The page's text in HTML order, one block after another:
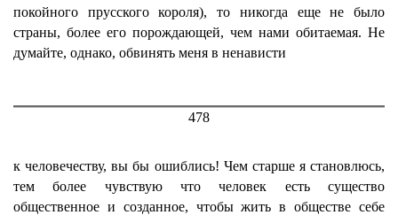
покойного прусского короля), то никогда еще не было
страны, более его порождающей, чем нами обитаемая. Не
думайте, однако, обвинять меня в ненависти
478
к человечеству, вы бы ошиблись! Чем старше я становлюсь,
тем более чувствую что человек есть существо
общественное и созданное, чтобы жить в обществе себе